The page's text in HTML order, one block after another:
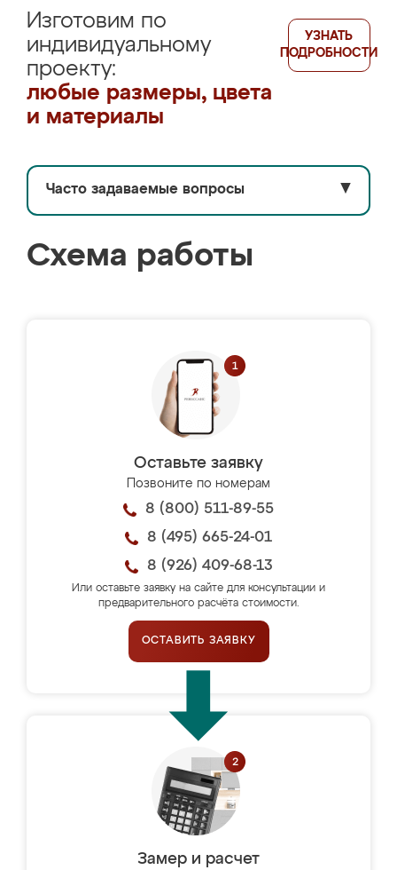
Изготовим по
индивидуальному
проекту:
любые размеры, цвета
и материалы
УЗНАТЬ
ПОДРОБНОСТИ
Часто задаваемые вопросы ▼
Схема работы
Оставьте заявку
Позвоните по номерам
8 (800) 511-89-55
8 (495) 665-24-01
8 (926) 409-68-13
Или оставьте заявку на сайте для консультации и
предварительного расчёта стоимости.
ОСТАВИТЬ ЗАЯВКУ
Замер и расчет